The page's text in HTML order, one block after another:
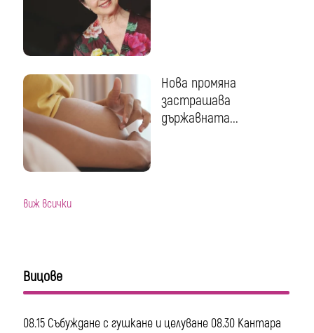
Нова промяна
застрашава
държавната...
виж всички
Вицове
08.15 Събуждане с гушкане и целуване 08.30 Кантара